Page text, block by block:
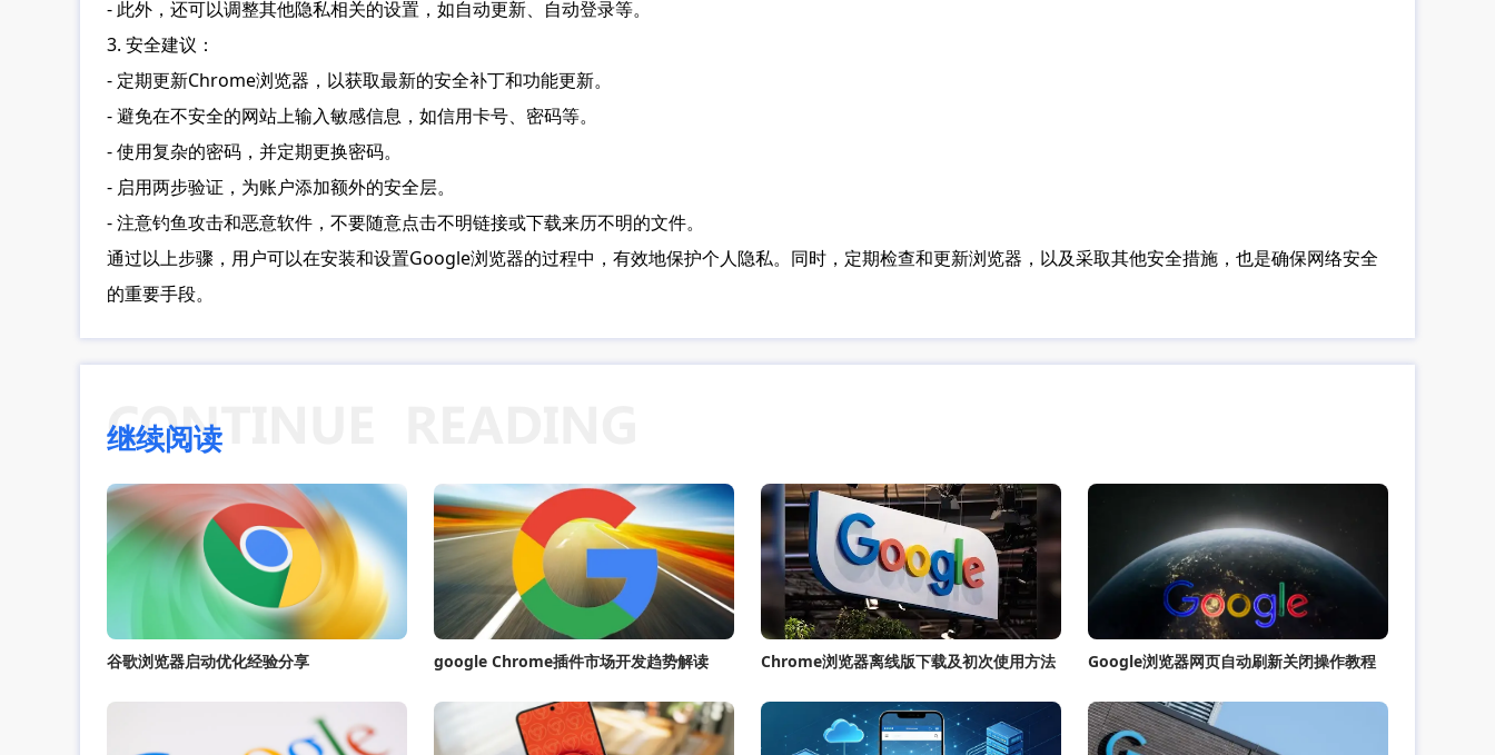
- 此外，还可以调整其他隐私相关的设置，如自动更新、自动登录等。
3. 安全建议：
- 定期更新Chrome浏览器，以获取最新的安全补丁和功能更新。
- 避免在不安全的网站上输入敏感信息，如信用卡号、密码等。
- 使用复杂的密码，并定期更换密码。
- 启用两步验证，为账户添加额外的安全层。
- 注意钓鱼攻击和恶意软件，不要随意点击不明链接或下载来历不明的文件。
通过以上步骤，用户可以在安装和设置Google浏览器的过程中，有效地保护个人隐私。同时，定期检查和更新浏览器，以及采取其他安全措施，也是确保网络安全
的重要手段。
继续阅读
谷歌浏览器启动优化经验分享 google Chrome插件市场开发趋势解读 Chrome浏览器离线版下载及初次使用方法 Google浏览器网页自动刷新关闭操作教程